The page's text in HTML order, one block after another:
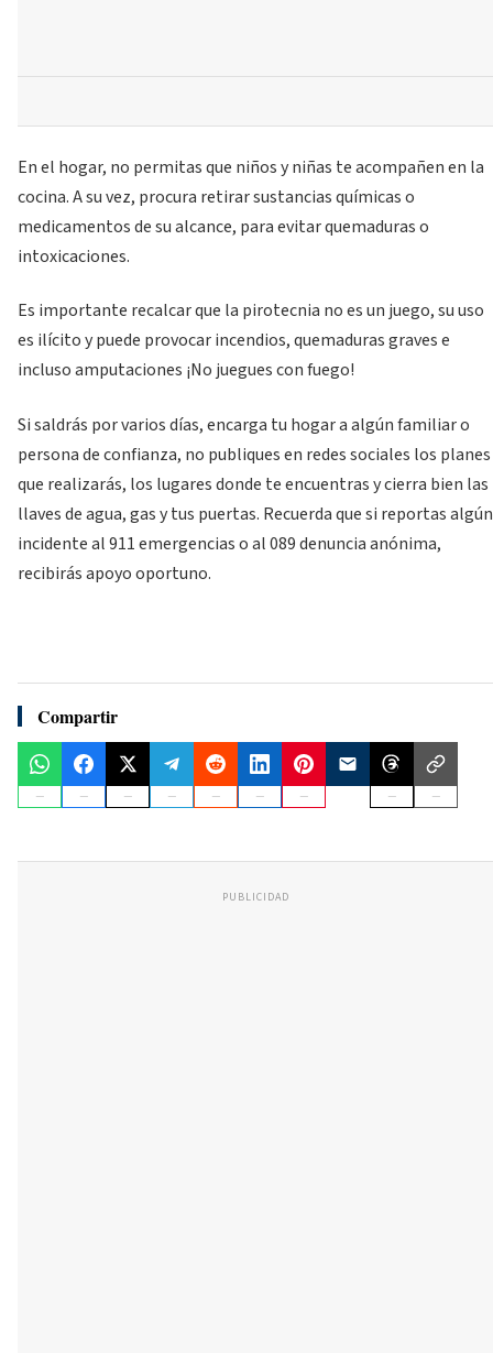
En el hogar, no permitas que niños y niñas te acompañen en la
cocina. A su vez, procura retirar sustancias químicas o
medicamentos de su alcance, para evitar quemaduras o
intoxicaciones.
Es importante recalcar que la pirotecnia no es un juego, su uso
es ilícito y puede provocar incendios, quemaduras graves e
incluso amputaciones ¡No juegues con fuego!
Si saldrás por varios días, encarga tu hogar a algún familiar o
persona de confianza, no publiques en redes sociales los planes
que realizarás, los lugares donde te encuentras y cierra bien las
llaves de agua, gas y tus puertas. Recuerda que si reportas algún
incidente al 911 emergencias o al 089 denuncia anónima,
recibirás apoyo oportuno.
Compartir
PUBLICIDAD